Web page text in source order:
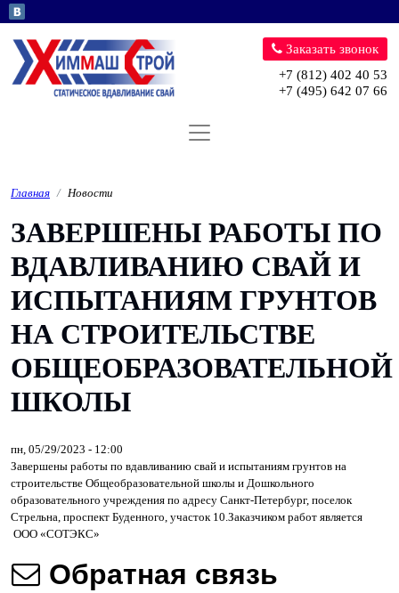
Заказать звонок
+7 (812) 402 40 53
+7 (495) 642 07 66
Главная Новости
ЗАВЕРШЕНЫ РАБОТЫ ПО
ВДАВЛИВАНИЮ СВАЙ И
ИСПЫТАНИЯМ ГРУНТОВ
НА СТРОИТЕЛЬСТВЕ
ОБЩЕОБРАЗОВАТЕЛЬНОЙ
ШКОЛЫ
пн, 05/29/2023 - 12:00
Завершены работы по вдавливанию свай и испытаниям грунтов на
строительстве Общеобразовательной школы и Дошкольного
образовательного учреждения по адресу Санкт-Петербург, поселок
Стрельна, проспект Буденного, участок 10.Заказчиком работ является
ООО «СОТЭКС»
Обратная связь